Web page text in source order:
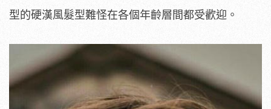
型的硬漢風髮型難怪在各個年齡層間都受歡迎。